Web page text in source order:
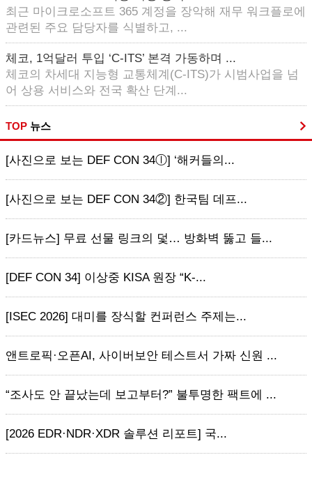
최근 마이크로소프트 365 계정을 장악해 재무 워크플로에
관련된 주요 담당자를 식별하고, ...
체코, 1억달러 투입 ‘C-ITS’ 본격 가동하며 ...
체코의 차세대 지능형 교통체계(C-ITS)가 시범사업을 넘
어 상용 서비스와 전국 확산 단계...
TOP 뉴스
[사진으로 보는 DEF CON 34ⓛ] ‘해커들의...
[사진으로 보는 DEF CON 34②] 한국팀 데프...
[카드뉴스] 무료 선물 링크의 덫… 방화벽 뚫고 들...
[DEF CON 34] 이상중 KISA 원장 “K-...
[ISEC 2026] 대미를 장식할 컨퍼런스 주제는...
앤트로픽·오픈AI, 사이버보안 테스트서 가짜 신원 ...
“조사도 안 끝났는데 보고부터?” 불투명한 팩트에 ...
[2026 EDR·NDR·XDR 솔루션 리포트] 국...